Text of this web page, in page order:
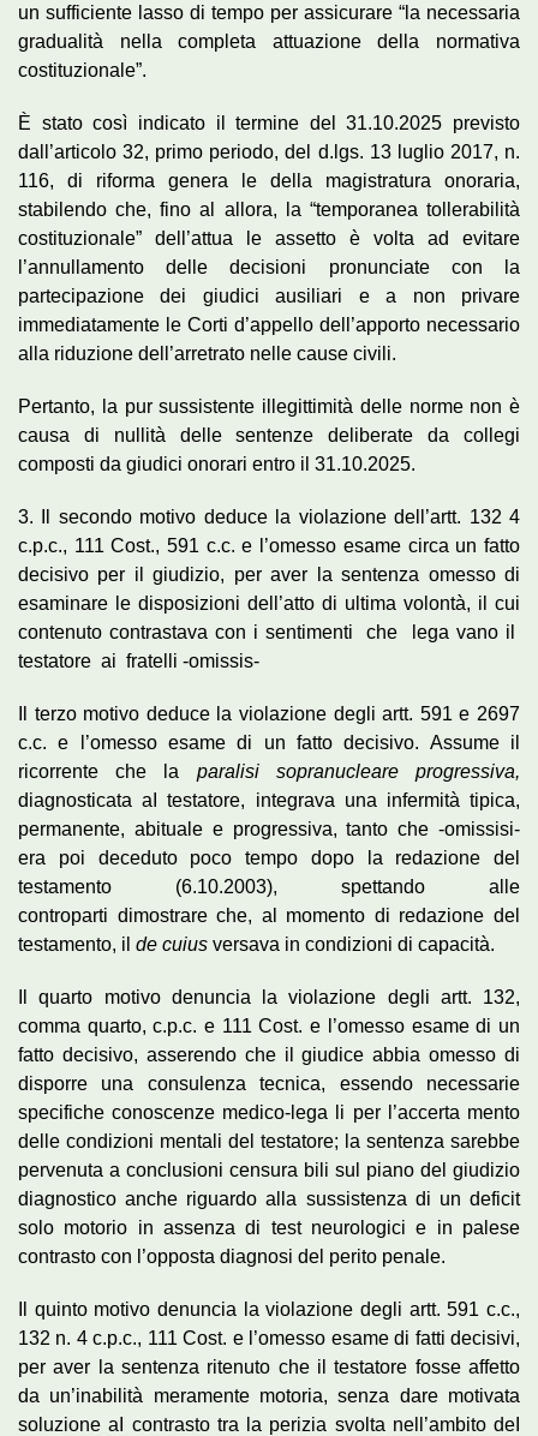
un sufficiente lasso di tempo per assicurare “la necessaria
gradualità nella completa attuazione della normativa
costituzionale”.
È stato così indicato il termine del 31.10.2025 previsto
dall’articolo 32, primo periodo, del d.lgs. 13 luglio 2017, n.
116, di riforma genera le della magistratura onoraria,
stabilendo che, fino al allora, la “temporanea tollerabilità
costituzionale” dell’attua le assetto è volta ad evitare
l’annullamento delle decisioni pronunciate con la
partecipazione dei giudici ausiliari e a non privare
immediatamente le Corti d’appello dell’apporto necessario
alla riduzione dell’arretrato nelle cause civili.
Pertanto, la pur sussistente illegittimità delle norme non è
causa di nullità delle sentenze deliberate da collegi
composti da giudici onorari entro il 31.10.2025.
3. Il secondo motivo deduce la violazione dell’artt. 132 4
c.p.c., 111 Cost., 591 c.c. e l’omesso esame circa un fatto
decisivo per il giudizio, per aver la sentenza omesso di
esaminare le disposizioni dell’atto di ultima volontà, il cui
contenuto contrastava con i sentimenti che lega vano il
testatore ai fratelli -omissis-
Il terzo motivo deduce la violazione degli artt. 591 e 2697
c.c. e l’omesso esame di un fatto decisivo. Assume il
ricorrente che la paralisi sopranucleare progressiva,
diagnosticata aI testatore, integrava una infermità tipica,
permanente, abituale e progressiva, tanto che -omissisi-
era poi deceduto poco tempo dopo la redazione del
testamento (6.10.2003), spettando alle
controparti dimostrare che, al momento di redazione del
testamento, il de cuius versava in condizioni di capacità.
Il quarto motivo denuncia la violazione degli artt. 132,
comma quarto, c.p.c. e 111 Cost. e l’omesso esame di un
fatto decisivo, asserendo che il giudice abbia omesso di
disporre una consulenza tecnica, essendo necessarie
specifiche conoscenze medico-lega li per l’accerta mento
delle condizioni mentali del testatore; la sentenza sarebbe
pervenuta a conclusioni censura bili sul piano del giudizio
diagnostico anche riguardo alla sussistenza di un deficit
solo motorio in assenza di test neurologici e in palese
contrasto con l’opposta diagnosi del perito penale.
Il quinto motivo denuncia la violazione degli artt. 591 c.c.,
132 n. 4 c.p.c., 111 Cost. e l’omesso esame di fatti decisivi,
per aver la sentenza ritenuto che il testatore fosse affetto
da un’inabilità meramente motoria, senza dare motivata
soluzione aI contrasto tra la perizia svolta nell’ambito deI